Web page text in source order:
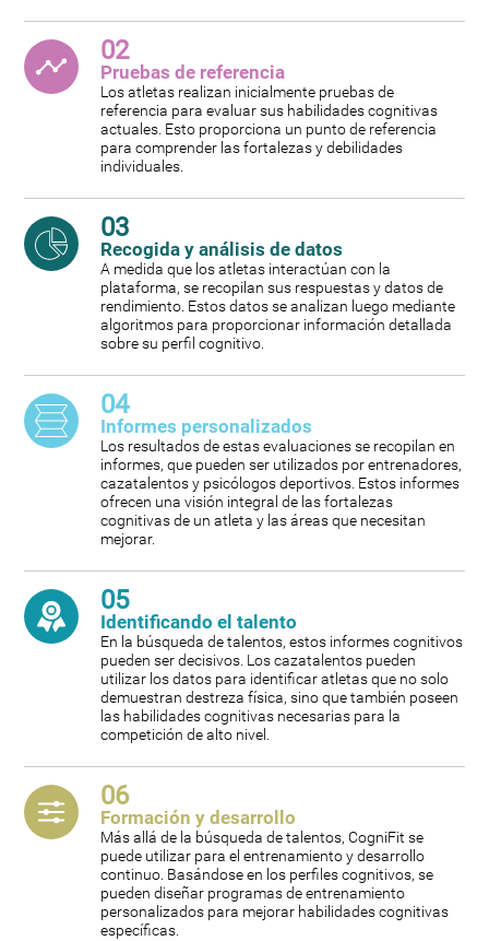
02
Pruebas de referencia
Los atletas realizan inicialmente pruebas de
referencia para evaluar sus habilidades cognitivas
actuales. Esto proporciona un punto de referencia
para comprender las fortalezas y debilidades
individuales.
03
Recogida y análisis de datos
A medida que los atletas interactúan con la
plataforma, se recopilan sus respuestas y datos de
rendimiento. Estos datos se analizan luego mediante
algoritmos para proporcionar información detallada
sobre su perfil cognitivo.
04
Informes personalizados
Los resultados de estas evaluaciones se recopilan en
informes, que pueden ser utilizados por entrenadores,
cazatalentos y psicólogos deportivos. Estos informes
ofrecen una visión integral de las fortalezas
cognitivas de un atleta y las áreas que necesitan
mejorar.
05
Identificando el talento
En la búsqueda de talentos, estos informes cognitivos
pueden ser decisivos. Los cazatalentos pueden
utilizar los datos para identificar atletas que no solo
demuestran destreza física, sino que también poseen
las habilidades cognitivas necesarias para la
competición de alto nivel.
06
Formación y desarrollo
Más allá de la búsqueda de talentos, CogniFit se
puede utilizar para el entrenamiento y desarrollo
continuo. Basándose en los perfiles cognitivos, se
pueden diseñar programas de entrenamiento
personalizados para mejorar habilidades cognitivas
específicas.